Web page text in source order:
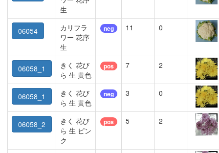
生
06054
カリフラ
ワー 花序
生
neg 11 0
06058_1
きく 花び
ら 生 黄色
pos 7 2
06058_1
きく 花び
ら 生 黄色
neg 3 0
06058_2
きく 花び
ら 生 ピン
ク
pos 5 2